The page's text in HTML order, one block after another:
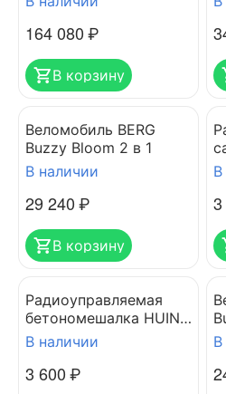
164 080₽
В корзину
Веломобиль BERG
Buzzy Bloom 2 в 1
В наличии
29 240₽
В корзину
В
Радиоуправляемая
бетономешалка HUINA
1333 (пластик)
В наличии
3 600₽
В